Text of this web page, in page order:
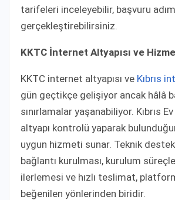
tarifeleri inceleyebilir, başvuru
gerçekleştirebilirsiniz.
KKTC İnternet Altyapısı ve
KKTC internet altyapısı ve Kıbrıs
gün geçtikçe gelişiyor ancak hâlâ
sınırlamalar yaşanabiliyor. Kıbrıs
altyapı kontrolü yaparak
uygun hizmeti sunar. Teknik
bağlantı kurulması, kurulum
ilerlemesi ve hızlı teslimat,
beğenilen yönlerinden biridir.